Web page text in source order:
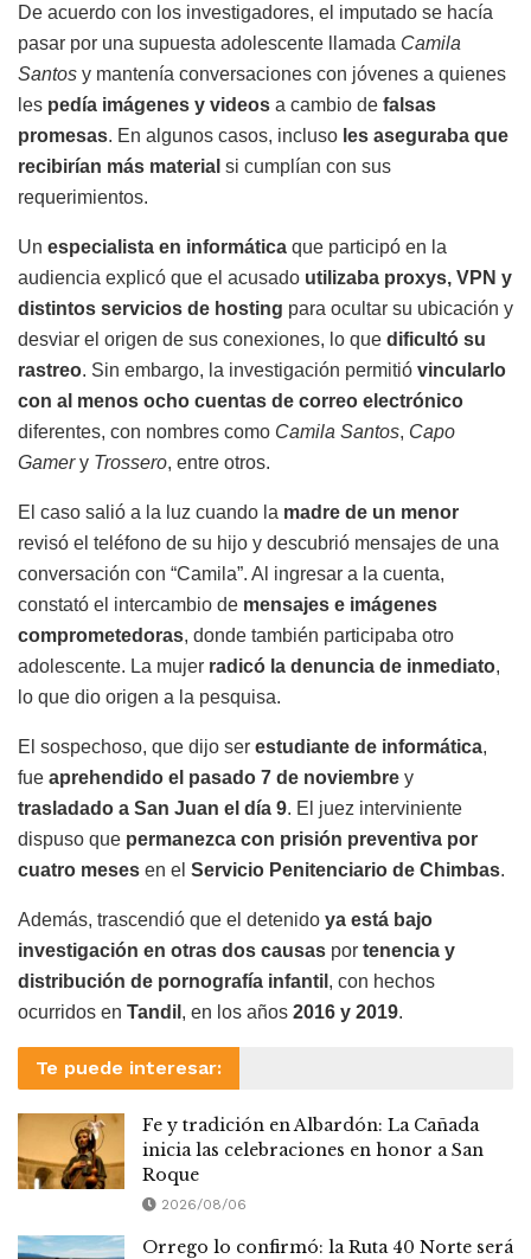
De acuerdo con los investigadores, el imputado se hacía
pasar por una supuesta adolescente llamada Camila
Santos y mantenía conversaciones con jóvenes a quienes
les pedía imágenes y videos a cambio de falsas
promesas. En algunos casos, incluso les aseguraba que
recibirían más material si cumplían con sus
requerimientos.
Un especialista en informática que participó en la
audiencia explicó que el acusado utilizaba proxys, VPN y
distintos servicios de hosting para ocultar su ubicación y
desviar el origen de sus conexiones, lo que dificultó su
rastreo. Sin embargo, la investigación permitió vincularlo
con al menos ocho cuentas de correo electrónico
diferentes, con nombres como Camila Santos, Capo
Gamery Trossero, entre otros.
El caso salió a la luz cuando la madre de un menor
revisó el teléfono de su hijo y descubrió mensajes de una
conversación con “Camila”. Al ingresar a la cuenta,
constató el intercambio de mensajes e imágenes
comprometedoras, donde también participaba otro
adolescente. La mujer radicó la denuncia de inmediato,
lo que dio origen a la pesquisa.
El sospechoso, que dijo ser estudiante de informática,
fue aprehendido el pasado 7 de noviembre y
trasladado a San Juan el día 9. El juez interviniente
dispuso que permanezca con prisión preventiva por
cuatro meses en el Servicio Penitenciario de Chimbas.
Además, trascendió que el detenido ya está bajo
investigación en otras dos causas por tenencia y
distribución de pornografía infantil , con hechos
ocurridos en Tandil , en los años 2016 y 2019.
Te puede interesar:
Fe y tradición en Albardón: La Cañada
inicia las celebraciones en honor a San
Roque
2026/08/06
Orrego lo confirmó: la Ruta 40 Norte será